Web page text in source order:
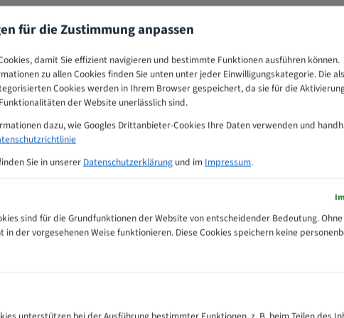
für die Zustimmung anpassen
damit Sie effizient navigieren und bestimmte Funktionen ausführen können.
zu allen Cookies finden Sie unten unter jeder Einwilligungskategorie. Die als
Cookies werden in Ihrem Browser gespeichert, da sie für die
der Website unerlässlich sind.
dazu, wie Googles Drittanbieter-Cookies Ihre Daten verwenden und
Sie in unserer Datenschutzerklärung und im Impressum.
sind für die Grundfunktionen der Website von entscheidender Bedeutung.
in der vorgesehenen Weise funktionieren. Diese Cookies speichern keine